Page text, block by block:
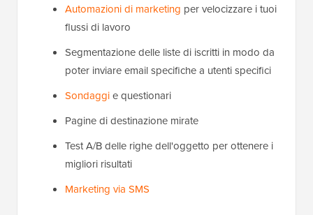
Automazioni di marketing per velocizzare i tuoi
flussi di lavoro
Segmentazione delle liste di iscritti in modo da
poter inviare email specifiche a utenti specifici
Sondaggie questionari
Pagine di destinazione mirate
Test A/B delle righe dell'oggetto per ottenere i
migliori risultati
Marketing via SMS